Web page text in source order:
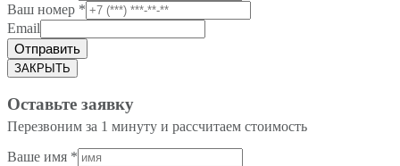
Ваш номер *
Email
Отправить
ЗАКРЫТЬ
Оставьте заявку
Перезвоним за 1 минуту и рассчитаем стоимость
Ваше имя *